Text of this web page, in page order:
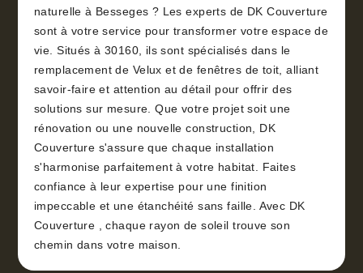
naturelle à Besseges ? Les experts de DK Couverture
sont à votre service pour transformer votre espace de
vie. Situés à 30160, ils sont spécialisés dans le
remplacement de Velux et de fenêtres de toit, alliant
savoir-faire et attention au détail pour offrir des
solutions sur mesure. Que votre projet soit une
rénovation ou une nouvelle construction, DK
Couverture s'assure que chaque installation
s'harmonise parfaitement à votre habitat. Faites
confiance à leur expertise pour une finition
impeccable et une étanchéité sans faille. Avec DK
Couverture , chaque rayon de soleil trouve son
chemin dans votre maison.